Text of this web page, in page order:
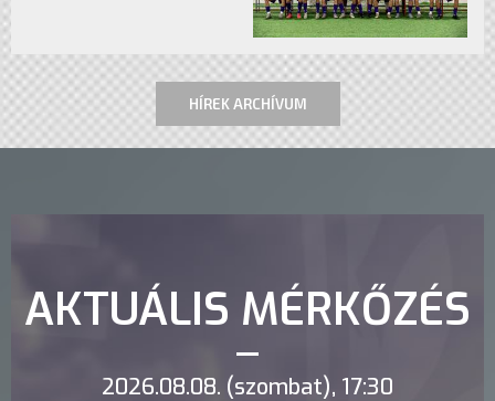
HÍREK ARCHÍVUM
AKTUÁLIS MÉRKŐZÉS
2026.08.08. (szombat), 17:30